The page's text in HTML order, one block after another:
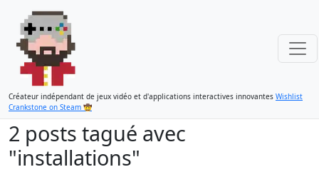
Créateur indépendant de jeux vidéo et d'applications interactives innovantes Wishlist
Crankstone on Steam 🤠
2 posts tagué avec
"installations"